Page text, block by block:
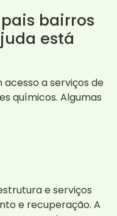
bairros
está
acesso a serviços de
químicos. Algumas
e serviços
e recuperação. A